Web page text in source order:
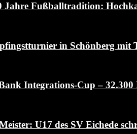
Jahre Fußballtradition:
in Schönberg mit
Integrations-Cup – 32.300
U17 des SV Eichede